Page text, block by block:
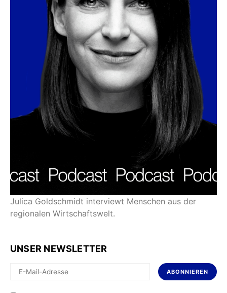
Julica Goldschmidt interviewt Menschen aus der
regionalen Wirtschaftswelt.
UNSER NEWSLETTER
ABONNIEREN